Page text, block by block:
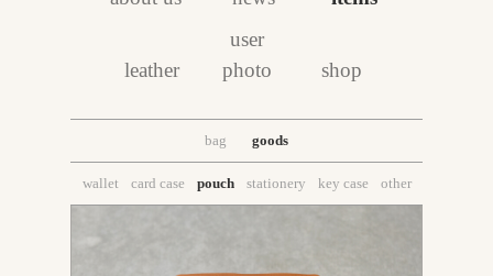
leather
user
photo
shop
bag goods
wallet card case pouch stationery key case other